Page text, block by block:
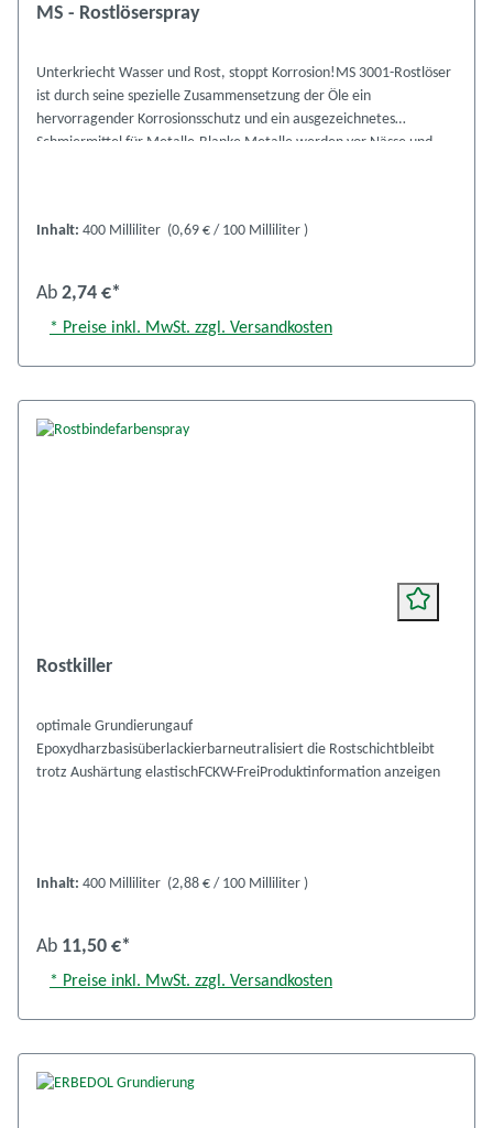
MS - Rostlöserspray
Unterkriecht Wasser und Rost, stoppt Korrosion!MS 3001-Rostlöser
ist durch seine spezielle Zusammensetzung der Öle ein
hervorragender Korrosionsschutz und ein ausgezeichnetes
Schmiermittel für Metalle.Blanke Metalle werden vor Nässe und
angegriffen.Verarbeitung:Dose vor Gebrauch gut schüttelnzu
einmaliges BesprühenSicherheitsdatenblatt
anzeigenProduktinformation anzeigen
Inhalt: 400 Milliliter (0,69 € / 100 Milliliter )
Ab 2,74 €*
* Preise inkl. MwSt. zzgl. Versandkosten
Rostkiller
optimale Grundierungauf
Epoxydharzbasisüberlackierbarneutralisiert die Rostschichtbleibt
trotz Aushärtung elastischFCKW-FreiProduktinformation anzeigen
Inhalt: 400 Milliliter (2,88 € / 100 Milliliter )
Ab 11,50 €*
* Preise inkl. MwSt. zzgl. Versandkosten